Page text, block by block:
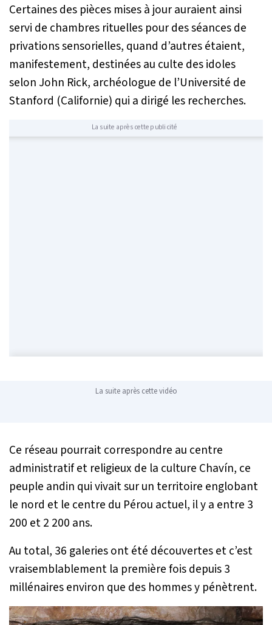
Certaines des pièces mises à jour auraient ainsi
servi de chambres rituelles pour des séances de
privations sensorielles, quand d’autres étaient,
manifestement, destinées au culte des idoles
selon John Rick, archéologue de l’Université de
Stanford (Californie) qui a dirigé les recherches.
La suite après cette publicité
La suite après cette vidéo
Ce réseau pourrait correspondre au centre
administratif et religieux de la culture Chavín, ce
peuple andin qui vivait sur un territoire englobant
le nord et le centre du Pérou actuel, il y a entre 3
200 et 2 200 ans.
Au total, 36 galeries ont été découvertes et c’est
vraisemblablement la première fois depuis 3
millénaires environ que des hommes y pénètrent.